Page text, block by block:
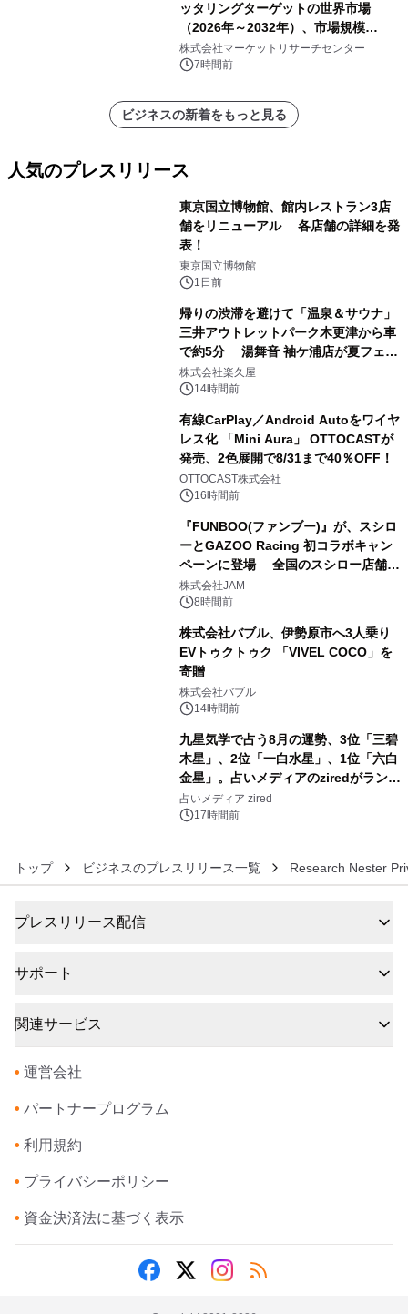
ッタリングターゲットの世界市場
（2026年～2032年）、市場規模
（0.995、0.999、その他）・分析レポ
ートを発表
株式会社マーケットリサーチセンター
7時間前
ビジネスの新着をもっと見る
人気のプレスリリース
東京国立博物館、館内レストラン3店
舗をリニューアル 各店舗の詳細を発
表！
東京国立博物館
1日前
帰りの渋滞を避けて「温泉＆サウナ」
三井アウトレットパーク木更津から車
で約5分 湯舞音 袖ケ浦店が夏フェア
メニューを提供
株式会社楽久屋
14時間前
有線CarPlay／Android Autoをワイヤ
レス化 「Mini Aura」 OTTOCASTが
発売、2色展開で8/31まで40％OFF！
OTTOCAST株式会社
16時間前
『FUNBOO(ファンブー)』が、スシロ
ーとGAZOO Racing 初コラボキャン
ペーンに登場 全国のスシロー店舗で
GR 4車種の FUNBOO(ミニカー)付き
メニューが展開されます
株式会社JAM
8時間前
株式会社バブル、伊勢原市へ3人乗り
EVトゥクトゥク 「VIVEL COCO」を
寄贈
株式会社バブル
14時間前
九星気学で占う8月の運勢、3位「三碧
木星」、2位「一白水星」、1位「六白
金星」。占いメディアのziredがランキ
ングを発表
占いメディア zired
17時間前
トップ ビジネスのプレスリリース一覧 Research Nester
プレスリリース配信
サポート
関連サービス
• 運営会社
• パートナープログラム
• 利用規約
• プライバシーポリシー
• 資金決済法に基づく表示